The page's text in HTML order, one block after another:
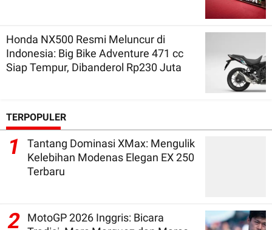
Honda NX500 Resmi Meluncur di
Indonesia: Big Bike Adventure 471 cc
Siap Tempur, Dibanderol Rp230 Juta
TERPOPULER
1
Tantang Dominasi XMax: Mengulik
Kelebihan Modenas Elegan EX 250
Terbaru
2
MotoGP 2026 Inggris: Bicara